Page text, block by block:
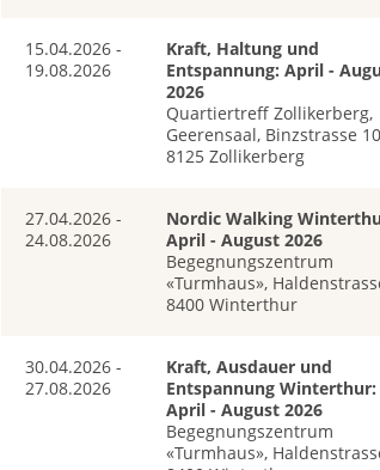
15.04.2026 -
19.08.2026
Kraft, Haltung und
Entspannung: April -
2026
Quartiertreff Zollikerberg,
Geerensaal, Binzstrasse
8125 Zollikerberg
27.04.2026 -
24.08.2026
Nordic Walking
April - August 2026
Begegnungszentrum
«Turmhaus»,
8400 Winterthur
30.04.2026 -
27.08.2026
Kraft, Ausdauer und
Entspannung Winterthur:
April - August 2026
Begegnungszentrum
«Turmhaus»,